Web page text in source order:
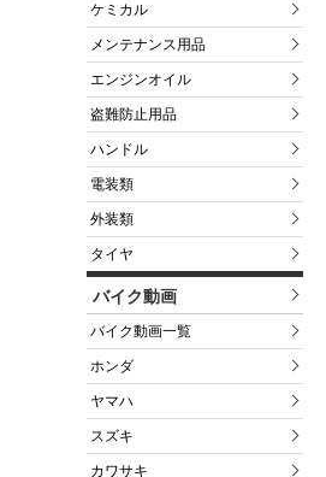
ケミカル
メンテナンス用品
エンジンオイル
盗難防止用品
ハンドル
電装類
外装類
タイヤ
バイク動画
バイク動画一覧
ホンダ
ヤマハ
スズキ
カワサキ